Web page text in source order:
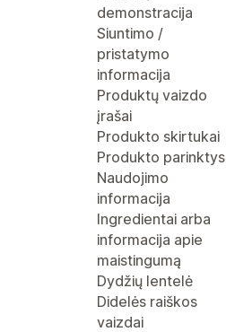
demonstracija
Siuntimo /
pristatymo
informacija
Produktų vaizdo
įrašai
Produkto skirtukai
Produkto parinktys
Naudojimo
informacija
Ingredientai arba
informacija apie
maistingumą
Dydžių lentelė
Didelės raiškos
vaizdai